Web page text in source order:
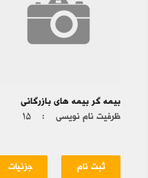
بیمه گر بیمه های بازرگانی
ظرفیت نام نویسی : ۱۵
ثبت نام جزئیات